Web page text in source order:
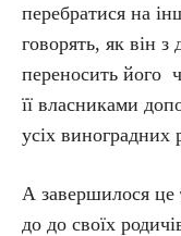
перебратися на
говорять, як він
переносить його
її власниками
усіх виноградних
А завершилося
до до своїх